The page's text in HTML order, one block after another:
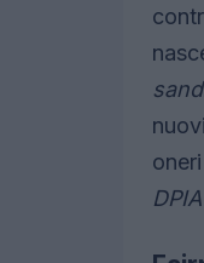
DPIA